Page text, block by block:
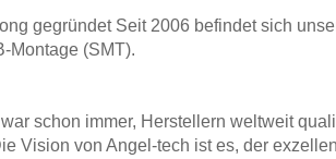
gegründet Seit 2006 befindet sich
Montage (SMT).
schon immer, Herstellern weltweit
Vision von Angel-tech ist es, der